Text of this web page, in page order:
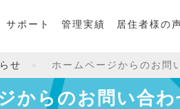
サポート 管理実績 居住者様の
せ ホームページからのお問
からのお問い合わ